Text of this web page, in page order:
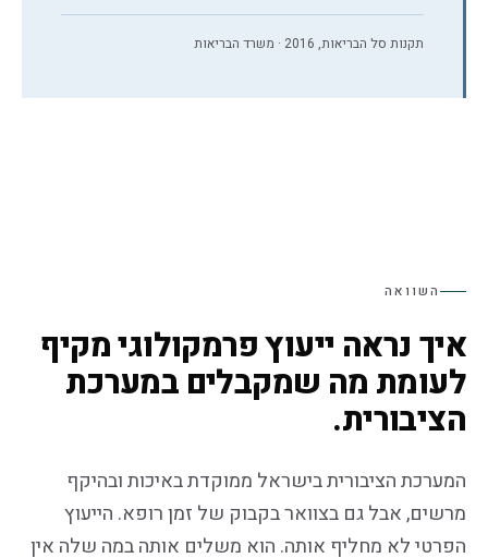
תקנות סל הבריאות, 2016 · משרד הבריאות
השוואה
איך נראה ייעוץ פרמקולוגי מקיף
לעומת מה שמקבלים במערכת
הציבורית.
המערכת הציבורית בישראל ממוקדת באיכות ובהיקף
מרשים, אבל גם בצוואר בקבוק של זמן רופא. הייעוץ
הפרטי לא מחליף אותה. הוא משלים אותה במה שלה אין